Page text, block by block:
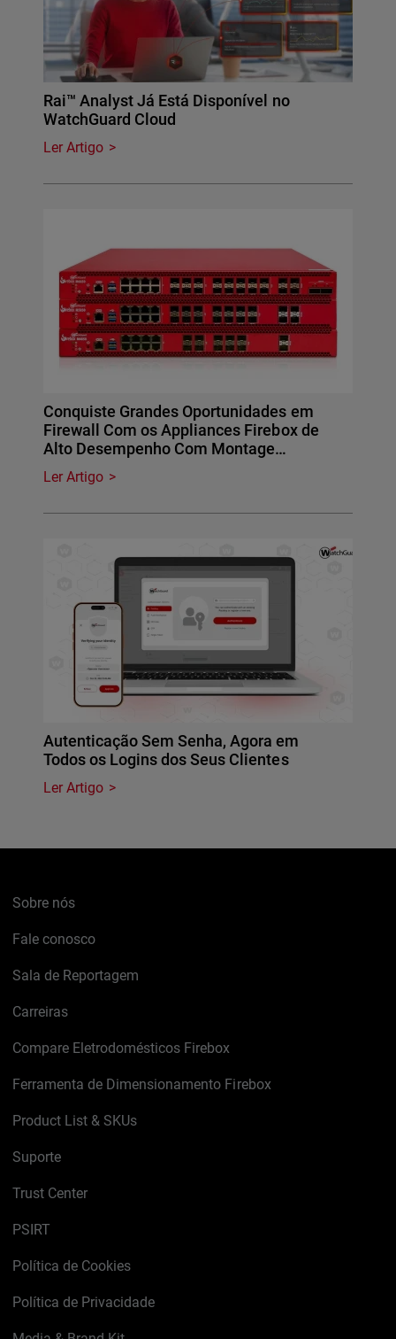
Rai™ Analyst Já Está Disponível no
WatchGuard Cloud
Ler Artigo
Conquiste Grandes Oportunidades em
Firewall Com os Appliances Firebox de
Alto Desempenho Com Montage…
Ler Artigo
Autenticação Sem Senha, Agora em
Todos os Logins dos Seus Clientes
Ler Artigo
Sobre nós
Fale conosco
Sala de Reportagem
Carreiras
Compare Eletrodomésticos Firebox
Ferramenta de Dimensionamento Firebox
Product List & SKUs
Suporte
Trust Center
PSIRT
Política de Cookies
Política de Privacidade